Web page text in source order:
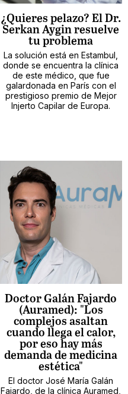
¿Quieres pelazo? El Dr.
Serkan Aygin resuelve
tu problema
La solución está en Estambul,
donde se encuentra la clínica
de este médico, que fue
galardonada en París con el
prestigioso premio de Mejor
Injerto Capilar de Europa.
Doctor Galán Fajardo
(Auramed): "Los
complejos asaltan
cuando llega el calor,
por eso hay más
demanda de medicina
estética"
El doctor José María Galán
Fajardo, de la clínica Auramed,